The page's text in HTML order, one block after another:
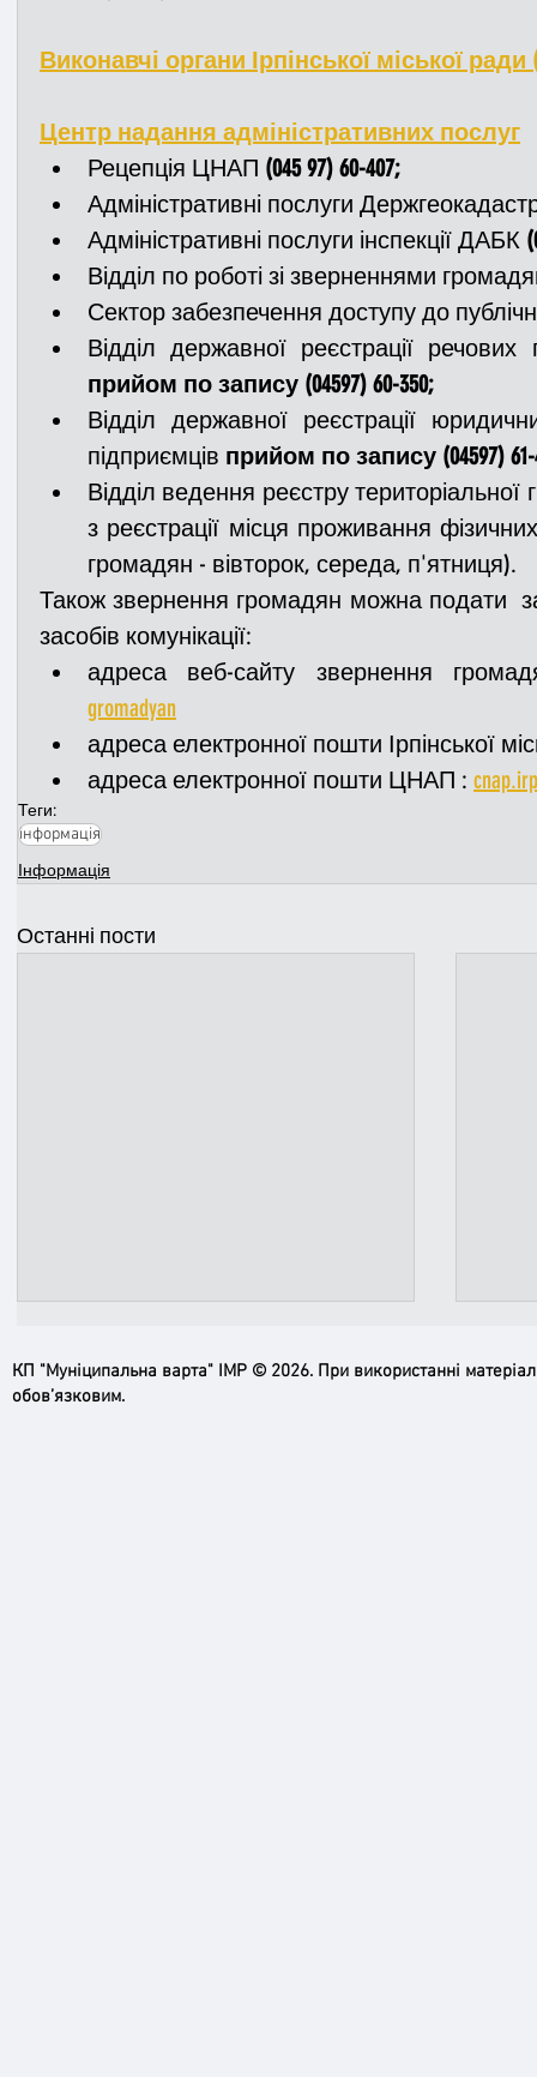
Виконавчі органи Ірпінської міської
Центр надання адміністративних послуг
Рецепція ЦНАП (045 97) 60-407;
Адміністративні послуги
Адміністративні послуги інспекції ДАБК
Відділ по роботі зі зверненнями
Сектор забезпечення доступу до
прийом по запису (04597) 60-350;
Відділ державної реєстрації
підприємців прийом по запису (04597) 61-
Відділ ведення реєстру територіальної
з реєстрації місця проживання
громадян - вівторок, середа, п'ятниця).
Також звернення громадян можна подати
засобів комунікації:
адреса веб-сайту звернення
gromadyan
адреса електронної пошти Ірпінської
адреса електронної пошти ЦНАП :
Теги:
інформація
Інформація
Останні пости
КП "Муніципальна варта" ІМР © 2026. При використанні
обов’язковим.